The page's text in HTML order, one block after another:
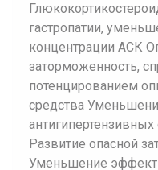
гастропатии,
концентрации АСК
заторможенность,
потенцированием
средства
Развитие опасной
Уменьшение